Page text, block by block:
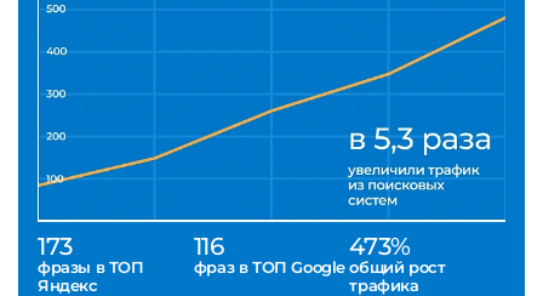
173
фразы в ТОП
Яндекс
116
фраз в ТОП Google
473%
общий рост
трафика